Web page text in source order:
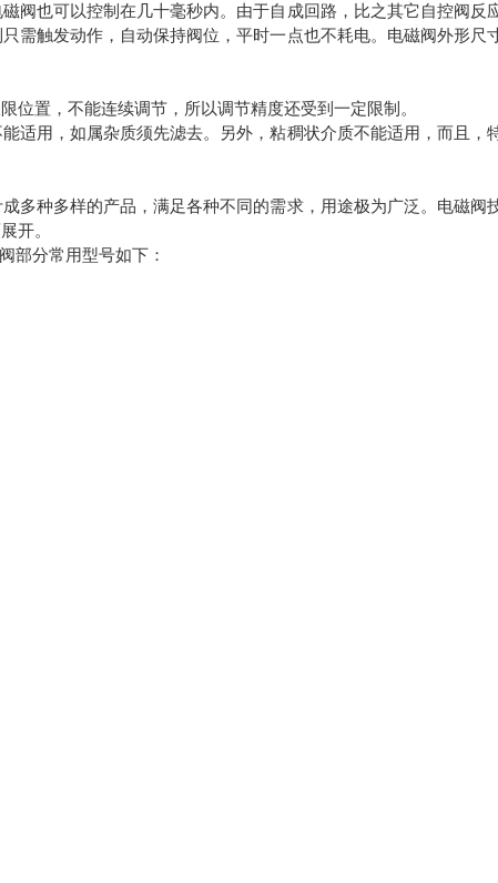
阀也可以控制在几十毫秒内。由于自成回路，比之其它自控阀反
需触发动作，自动保持阀位，平时一点也不耗电。电磁阀外形尺
位置，不能连续调节，所以调节精度还受到一定限制。
适用，如属杂质须先滤去。另外，粘稠状介质不能适用，而且，
多种多样的产品，满足各种不同的需求，用途极为广泛。电磁阀
开。
部分常用型号如下：